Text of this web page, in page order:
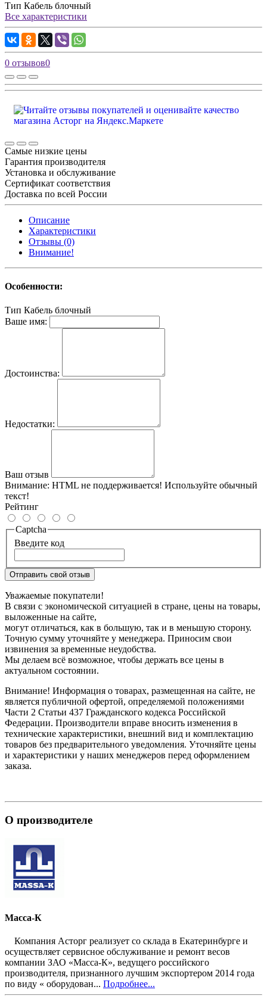
Тип Кабель блочный
Все характеристики
0 отзывов0
Самые низкие цены
Гарантия производителя
Установка и обслуживание
Сертификат соответствия
Доставка по всей России
Описание
Характеристики
Отзывы (0)
Внимание!
Особенности:
Тип Кабель блочный
Ваше имя:
Достоинства:
Недостатки:
Ваш отзыв
Внимание: HTML не поддерживается! Используйте обычный
текст!
Рейтинг
Captcha
Введите код
Отправить свой отзыв
Уважаемые покупатели!
В связи с экономической ситуацией в стране, цены на товары,
выложенные на сайте,
могут отличаться, как в большую, так и в меньшую сторону.
Точную сумму уточняйте у менеджера. Приносим свои
извинения за временные неудобства.
Мы делаем всё возможное, чтобы держать все цены в
актуальном состоянии.
Внимание! Информация о товарах, размещенная на сайте, не
является публичной офертой, определяемой положениями
Части 2 Статьи 437 Гражданского кодекса Российской
Федерации. Производители вправе вносить изменения в
технические характеристики, внешний вид и комплектацию
товаров без предварительного уведомления. Уточняйте цены
и характеристики у наших менеджеров перед оформлением
заказа.
О производителе
Масса-К
Компания Асторг реализует со склада в Екатеринбурге и
осуществляет сервисное обслуживание и ремонт весов
компании ЗАО «Масса-К», ведущего российского
производителя, признанного лучшим экспортером 2014 года
по виду « оборудован... Подробнее...